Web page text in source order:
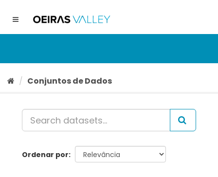
conteúdo
Toggle
Conjuntos de Dados
Ordenar por